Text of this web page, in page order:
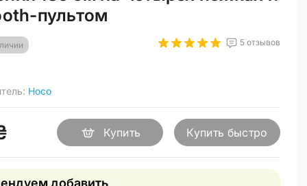
пультом
5 отзывов
Hoco
Купить Купить быстро
добавить